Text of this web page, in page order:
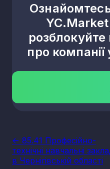
YC.Market
про
<- 85.41 Професійно-
технічні навчальні
в Чернігівській області